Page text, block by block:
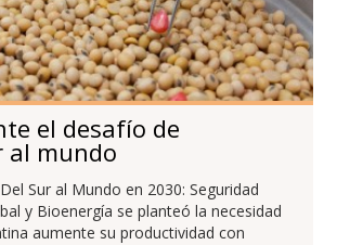
el desafío de
al mundo
Sur al Mundo en 2030: Seguridad
y Bioenergía se planteó la necesidad
aumente su productividad con